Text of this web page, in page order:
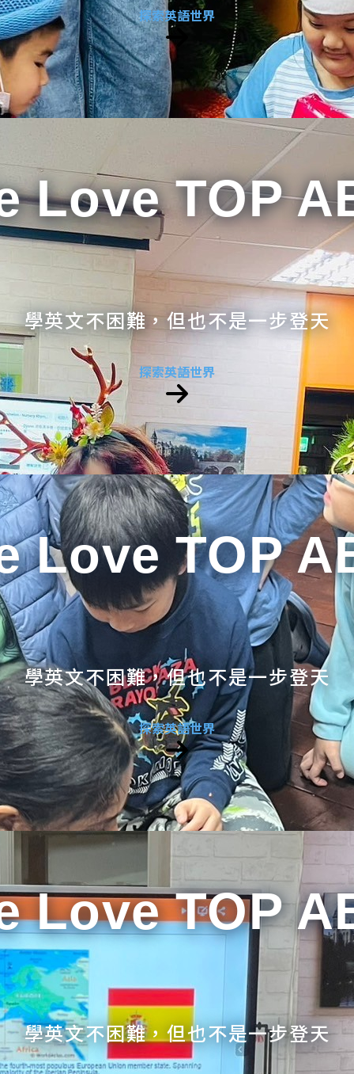
探索英語世界
Love TOP
學英文不困難，但也不是一步登天
探索英語世界
Love TOP
學英文不困難，但也不是一步登天
探索英語世界
Love TOP
學英文不困難，但也不是一步登天